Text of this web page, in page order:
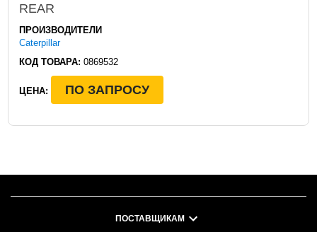
REAR
ПРОИЗВОДИТЕЛИ
Caterpillar
КОД ТОВАРА: 0869532
ЦЕНА: ПО ЗАПРОСУ
ПОСТАВЩИКАМ